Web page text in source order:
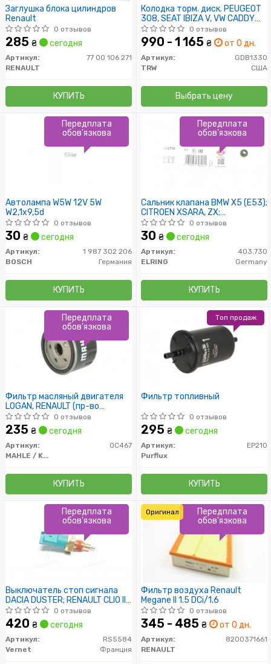
Заглушка блока цилиндров
Renault
0 отзывов
285 ₴ сегодня
Артикул:
77 00 106 271
RENAULT
КУПИТЬ
Колодка торм. диск. PEUGEOT
308, SEAT IBIZA V, VW CADDY
задн. (пр-во TRW)
0 отзывов
990 - 1 165 ₴ от 0 дн.
Артикул:
GDB1330
TRW
США
Выбрать цену
Автолампа W5W 12V 5W
W2,1x9,5d
0 отзывов
30 ₴ сегодня
Артикул:
1 987 302 206
BOSCH
Германия
КУПИТЬ
Передплата
обов'язкова
Сальник клапана BMW X5 (E53);
CITROEN XSARA, ZX;
CHEVROLET LACETTI
0 отзывов
30 ₴ сегодня
Артикул:
403.730
ELRING
Germany
КУПИТЬ
Передплата
обов'язкова
Фильтр масляный двигателя
LOGAN, RENAULT (пр-во
Knecht-Mahle)0 отзывов
235 ₴ сегодня
Артикул:
OC467
MAHLE / KNECHT
КУПИТЬ
Передплата
обов'язкова
Фильтр топливный
0 отзывов
295 ₴ сегодня
Артикул:
EP210
Purflux
КУПИТЬ
Топ продаж
Выключатель стоп сигнала
DACIA DUSTER; RENAULT CLIO II,
LAGUNA II 1.0-3.0 09.98-
0 отзывов
420 ₴ сегодня
Артикул:
RS5584
Vernet
Франция
Передплата
обов'язкова
Фильтр воздуха Renault
Megane II 1.5 DCi/1.6
0 отзывов
345 - 485 ₴ от 0 дн.
Артикул:
8200371661
RENAULT
Передплата
обов'язкова
Оригинал